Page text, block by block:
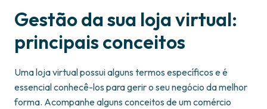
Gestão da sua loja virtual:
principais conceitos
Uma loja virtual possui alguns termos específicos e é
essencial conhecê-los para gerir o seu negócio da melhor
forma. Acompanhe alguns conceitos de um comércio